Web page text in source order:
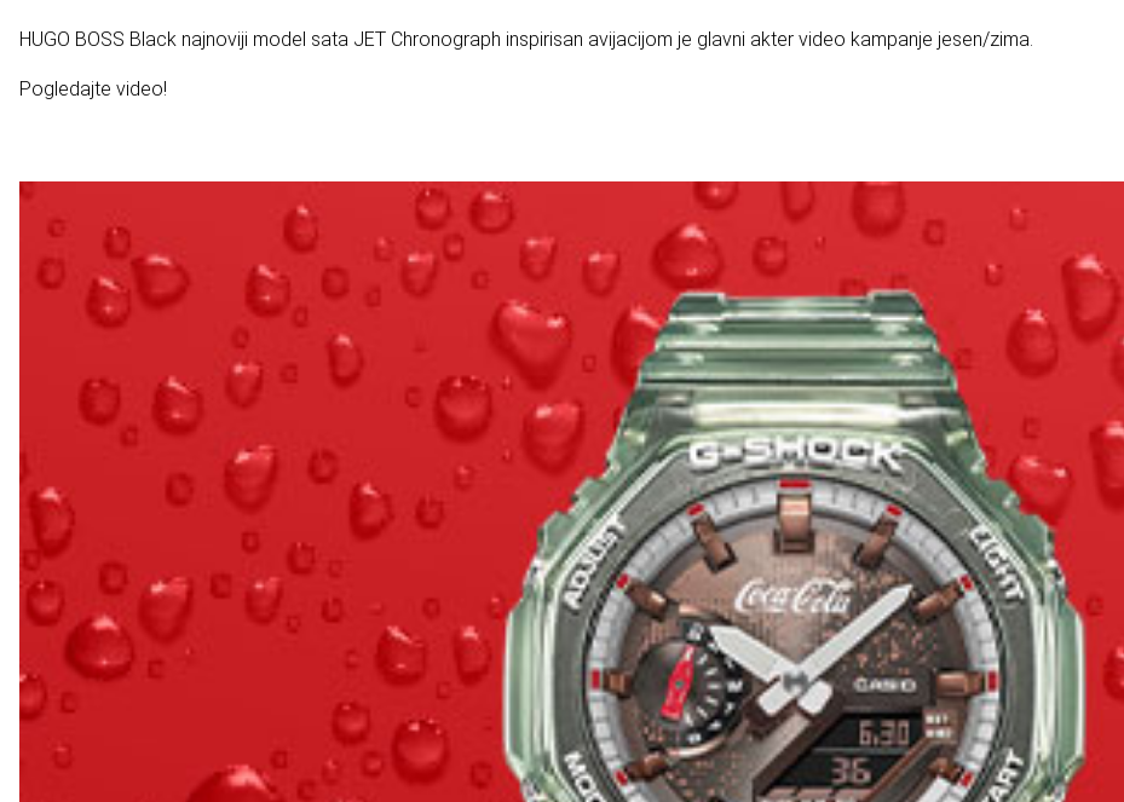
HUGO BOSS Black najnoviji model sata JET Chronograph inspirisan avijacijom je glavni akter video kampanje jesen/zima.
Pogledajte video!
Povezani proizvodi